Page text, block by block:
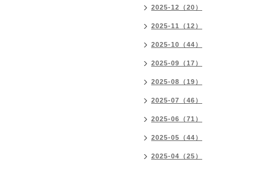
2025-12（20）
2025-11（12）
2025-10（44）
2025-09（17）
2025-08（19）
2025-07（46）
2025-06（71）
2025-05（44）
2025-04（25）